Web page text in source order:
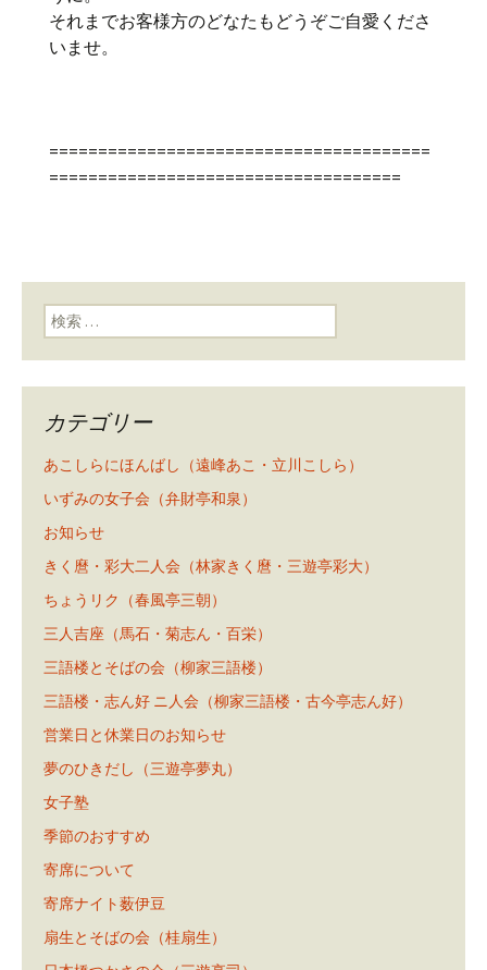
それまでお客様方のどなたもどうぞご自愛くださ
いませ。
=======================================
====================================
検索:
カテゴリー
あこしらにほんばし（遠峰あこ・立川こしら）
いずみの女子会（弁財亭和泉）
お知らせ
きく麿・彩大二人会（林家きく麿・三遊亭彩大）
ちょうリク（春風亭三朝）
三人吉座（馬石・菊志ん・百栄）
三語楼とそばの会（柳家三語楼）
三語楼・志ん好 ニ人会（柳家三語楼・古今亭志ん好）
営業日と休業日のお知らせ
夢のひきだし（三遊亭夢丸）
女子塾
季節のおすすめ
寄席について
寄席ナイト薮伊豆
扇生とそばの会（桂扇生）